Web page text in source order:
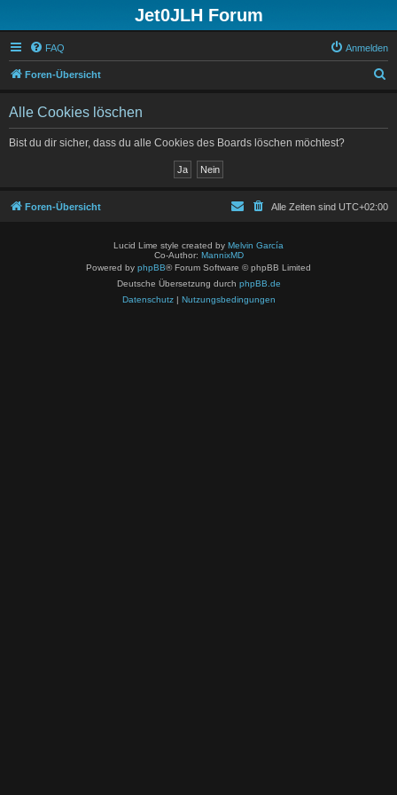
Jet0JLH Forum
FAQ Anmelden
Foren-Übersicht
Alle Cookies löschen
Bist du dir sicher, dass du alle Cookies des Boards löschen möchtest?
Foren-Übersicht Alle Zeiten sind UTC+02:00
Lucid Lime style created by Melvin García
Co-Author: MannixMD
Powered by phpBB® Forum Software © phpBB Limited
Deutsche Übersetzung durch phpBB.de
Datenschutz| Nutzungsbedingungen